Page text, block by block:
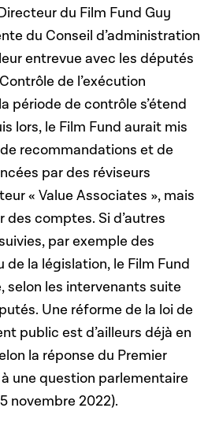
du Film Fund Guy
du Conseil d’administration
entrevue avec les députés
de l’exécution
période de contrôle s’étend
lors, le Film Fund aurait mis
recommandations et de
par des réviseurs
« Value Associates », mais
comptes. Si d’autres
par exemple des
la législation, le Film Fund
selon les intervenants suite
Une réforme de la loi de
public est d’ailleurs déjà en
la réponse du Premier
une question parlementaire
novembre 2022).